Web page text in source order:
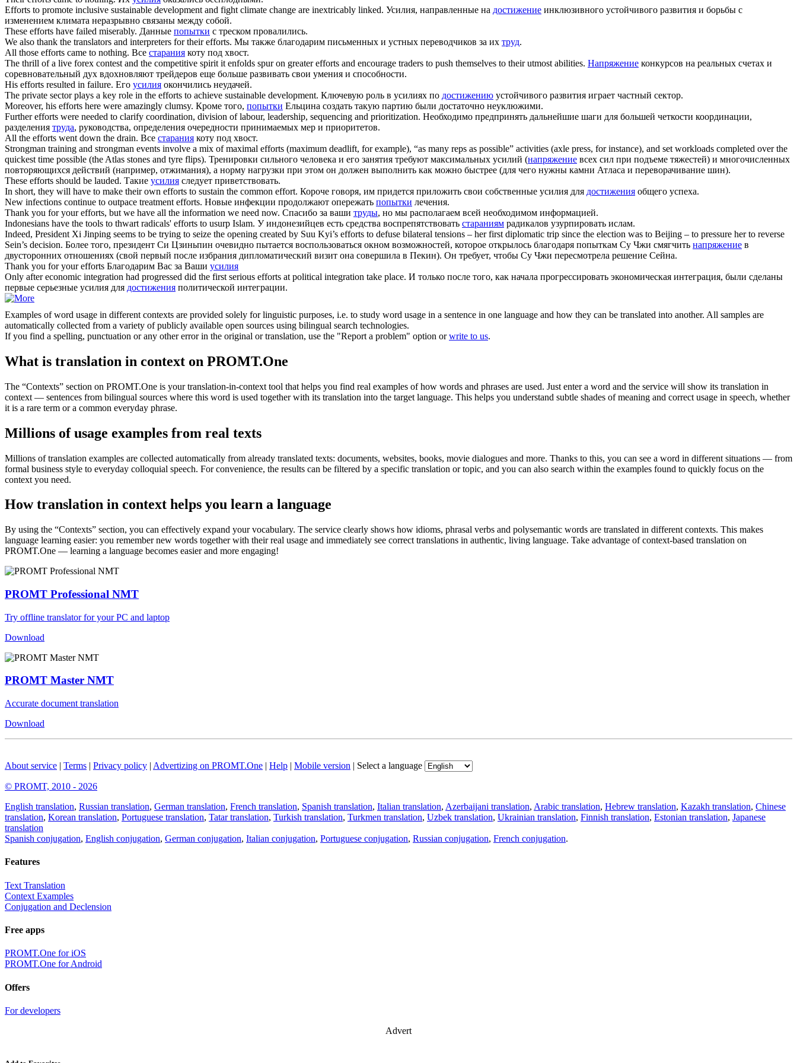
Efforts to promote inclusive sustainable development and fight climate change are inextricably linked. Усилия, направленные на достижение инклюзивного устойчивого развития и борьбы с
изменением климата неразрывно связаны между собой.
These efforts have failed miserably. Данные попытки с треском провалились.
We also thank the translators and interpreters for theirefforts. Мы также благодарим письменных и устных переводчиков за их труд.
All those efforts came to nothing. Все старания коту под хвост.
The thrill of a live forex contest and the competitive spirit it enfolds spur on greaterefforts and encourage traders to push themselves to their utmost abilities. Напряжение конкурсов на реальных счетах и
соревновательный дух вдохновляют трейдеров еще больше развивать свои умения и способности.
His efforts resulted in failure. Его усилия окончились неудачей.
The private sector plays a key role in the efforts to achieve sustainable development. Ключевую роль в усилиях по достижению устойчивого развития играет частный сектор.
Moreover, his efforts here were amazingly clumsy. Кроме того, попытки Ельцина создать такую партию были достаточно неуклюжими.
Furtherefforts were needed to clarify coordination, division of labour, leadership, sequencing and prioritization. Необходимо предпринять дальнейшие шаги для большей четкости координации,
разделения труда, руководства, определения очередности принимаемых мер и приоритетов.
All the efforts went down the drain. Все старания коту под хвост.
Strongman training and strongman events involve a mix of maximal efforts (maximum deadlift, for example), “as many reps as possible” activities (axle press, for instance), and set workloads completed over the
quickest time possible (the Atlas stones and tyre flips). Тренировки сильного человека и его занятия требуют максимальных усилий (напряжение всех сил при подъеме тяжестей) и многочисленных
повторяющихся действий (например, отжимания), а норму нагрузки при этом он должен выполнить как можно быстрее (для чего нужны камни Атласа и переворачивание шин).
These efforts should be lauded. Такие усилия следует приветствовать.
In short, they will have to make their own efforts to sustain the common effort. Короче говоря, им придется приложить свои собственные усилия для достижения общего успеха.
New infections continue to outpace treatment efforts. Новые инфекции продолжают опережать попытки лечения.
Thank you for yourefforts, but we have all the information we need now. Спасибо за ваши труды, но мы располагаем всей необходимом информацией.
Indonesians have the tools to thwart radicals' efforts to usurp Islam. У индонезийцев есть средства воспрепятствовать стараниям радикалов узурпировать ислам.
Indeed, President Xi Jinping seems to be trying to seize the opening created by Suu Kyi’s efforts to defuse bilateral tensions – her first diplomatic trip since the election was to Beijing – to pressure her to reverse
Sein’s decision. Более того, президент Си Цзиньпин очевидно пытается воспользоваться окном возможностей, которое открылось благодаря попыткам Су Чжи смягчить напряжение в
двусторонних отношениях (свой первый после избрания дипломатический визит она совершила в Пекин). Он требует, чтобы Су Чжи пересмотрела решение Сейна.
Thank you for yourefforts Благодарим Вас за Ваши усилия
Only after economic integration had progressed did the first serious efforts at political integration take place. И только после того, как начала прогрессировать экономическая интеграция, были сделаны
первые серьезные усилия для достижения политической интеграции.
Examples of word usage in different contexts are provided solely for linguistic purposes, i.e. to study word usage in a sentence in one language and how they can be translated into another. All samples are
automatically collected from a variety of publicly available open sources using bilingual search technologies.
If you find a spelling, punctuation or any other error in the original or translation, use the "Report a problem" option orwrite to us.
What is translation in context on PROMT.One
The “Contexts” section on PROMT.One is your translation-in-context tool that helps you find real examples of how words and phrases are used. Just enter a word and the service will show its translation in
context — sentences from bilingual sources where this word is used together with its translation into the target language. This helps you understand subtle shades of meaning and correct usage in speech, whether
it is a rare term or a common everyday phrase.
Millions of usage examples from real texts
Millions of translation examples are collected automatically from already translated texts: documents, websites, books, movie dialogues and more. Thanks to this, you can see a word in different situations — from
formal business style to everyday colloquial speech. For convenience, the results can be filtered by a specific translation or topic, and you can also search within the examples found to quickly focus on the
context you need.
How translation in context helps you learn a language
By using the “Contexts” section, you can effectively expand your vocabulary. The service clearly shows how idioms, phrasal verbs and polysemantic words are translated in different contexts. This makes
language learning easier: you remember new words together with their real usage and immediately see correct translations in authentic, living language. Take advantage of context-based translation on
PROMT.One — learning a language becomes easier and more engaging!
PROMT Professional NMT
Try offline translator for your PC and laptop
Download
PROMT Master NMT
Accurate document translation
Download
About service | Terms | Privacy policy | Advertizing on PROMT.One | Help | Mobile version | Select a language
© PROMT, 2010 - 2026
English translation, Russian translation, German translation, French translation, Spanish translation, Italian translation, Azerbaijani translation, Arabic translation, Hebrew translation, Kazakh translation, Chinese
translation, Korean translation, Portuguese translation, Tatar translation, Turkish translation, Turkmen translation, Uzbek translation, Ukrainian translation, Finnish translation, Estonian translation, Japanese
translation
Spanish conjugation, English conjugation, German conjugation, Italian conjugation, Portuguese conjugation, Russian conjugation, French conjugation.
Features
Text Translation
Context Examples
Conjugation and Declension
Free apps
PROMT.One for iOS
PROMT.One for Android
Offers
For developers
Advert